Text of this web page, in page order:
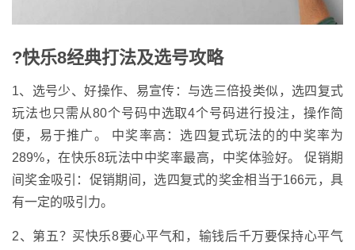
?快乐8经典打法及选号攻略
1、选号少、好操作、易宣传：与选三倍投类似，选四复式
玩法也只需从80个号码中选取4个号码进行投注，操作简
便，易于推广。 中奖率高：选四复式玩法的的中奖率为
289%，在快乐8玩法中中奖率最高，中奖体验好。 促销期
间奖金吸引：促销期间，选四复式的奖金相当于166元，具
有一定的吸引力。
2、第五？买快乐8要心平气和，输钱后千万要保持心平气